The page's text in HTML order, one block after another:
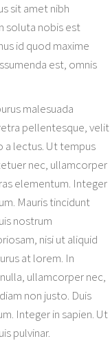
sit amet nibh
soluta nobis est
id quod maxime
est, omnis
malesuada
pellentesque, velit
a lectus. Ut tempus
nec, ullamcorper
elementum. Integer
Mauris tincidunt
nostrum
nisi ut aliquid
at lorem. In
ullamcorper nec,
non justo. Duis
Integer in sapien. Ut
pulvinar.